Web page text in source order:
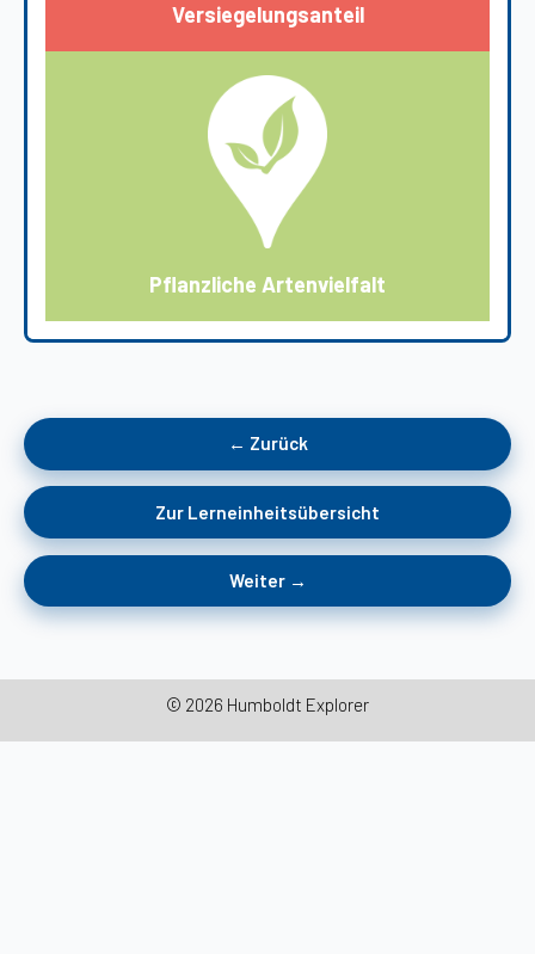
Versiegelungsanteil
Pflanzliche Artenvielfalt
← Zurück
Zur Lerneinheitsübersicht
Weiter →
© 2026 Humboldt Explorer